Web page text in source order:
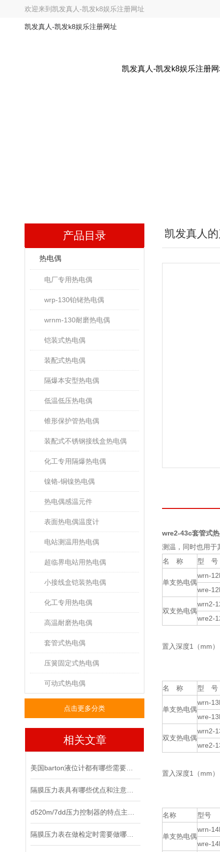
欢迎来到 凯发真人-凯发k8娱乐注册网址
凯发真人-凯发k8娱乐注册网址
凯发真人-凯发k8娱乐注册
产品目录
热电偶
电厂专用热电偶
wrp-130铂铑热电偶
wrnm-130耐磨热电偶
铠装式热电偶
装配式热电偶
隔爆本安型热电偶
低温低压热电偶
锥形保护管热电偶
装配式不锈钢接线盒热电偶
化工专用隔爆热电偶
镍铬-铜镍热电偶
热电偶感温元件
表面热电偶温度计
电站测温用热电偶
超临界电站用热电偶
小接线盒铠装热电偶
化工专用热电偶
高温耐磨热电偶
套管式热电偶
压簧固定式热电偶
可动式热电偶
点击更多分类
相关文章
凯发真人
wre2-43c套管式
测温，同时也用于
名 称
型 号
单支热电偶
wrn-
wre-
双支热电偶
wrn2-
wre2-
置入深度1（mm
名 称 型 号
单支热电偶
wrn-
wre-
双支热电偶
wrn2-
wre2-
置入深度1（mm
名称 型号
单支热电偶
wrn-
wre-